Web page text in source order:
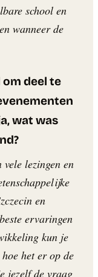
school en
wanneer de
om deel te
wat was
vele lezingen en
en
ervaringen
kun je
het er op de
jezelf de vraag